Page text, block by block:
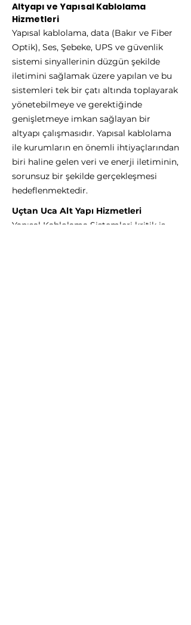
Altyapı ve Yapısal Kablolama
Hizmetleri
Yapısal kablolama, data (Bakır ve Fiber
Optik), Ses, Şebeke, UPS ve güvenlik
sistemi sinyallerinin düzgün şekilde
iletimini sağlamak üzere yapılan ve bu
sistemleri tek bir çatı altında toplayarak
yönetebilmeye ve gerektiğinde
genişletmeye imkan sağlayan bir
altyapı çalışmasıdır. Yapısal kablolama
ile kurumların en önemli ihtiyaçlarından
biri haline gelen veri ve enerji iletiminin,
sorunsuz bir şekilde gerçekleşmesi
hedeflenmektedir.
Uçtan Uca Alt Yapı Hizmetleri
Yapısal Kablolama Sistemleri kritik iş